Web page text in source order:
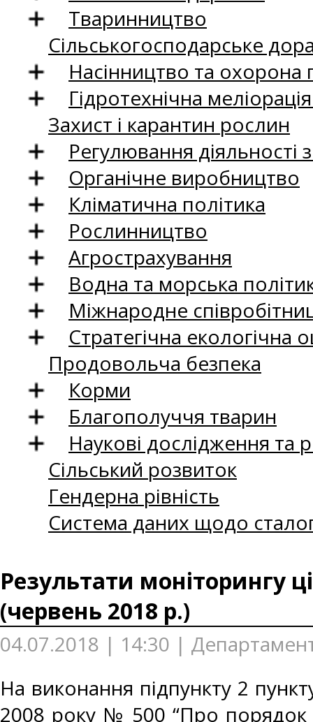
Тваринництво
Сільськогосподарське
Насінництво та
Гідротехнічна
Захист і карантин рослин
Регулювання
Органічне виробництво
Кліматична політика
Рослинництво
Агрострахування
Водна та морська
Міжнародне
Стратегічна екологічна
Продовольча безпека
Корми
Благополуччя тварин
Наукові дослідження та
Сільський розвиток
Гендерна рівність
Система даних щодо
Результати моніторингу
(червень 2018 р.)
04.07.2018 | 14:30 |
На виконання підпункту 2
2008 року № 500 “Про порядок